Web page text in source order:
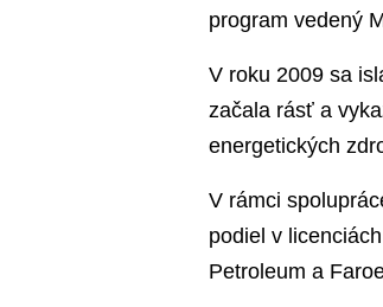
program vedený
V roku 2009 sa
začala rásť a
energetických
V rámci
podiel v
Petroleum a